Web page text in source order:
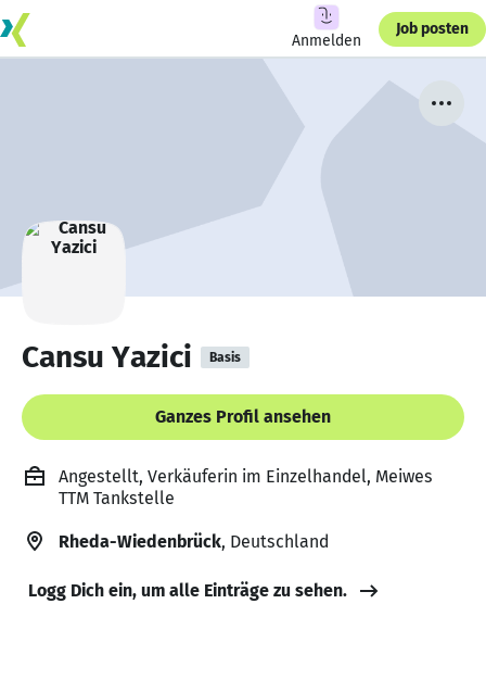
Anmelden
Job posten
Cansu Yazici Basis
Ganzes Profil ansehen
Angestellt, Verkäuferin im Einzelhandel, Meiwes
TTM Tankstelle
Rheda-Wiedenbrück, Deutschland
Logg Dich ein, um alle Einträge zu sehen.